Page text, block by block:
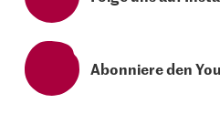
Abonniere den